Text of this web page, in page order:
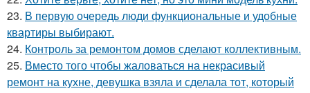
23. В первую очередь люди функциональные и удобные
квартиры выбирают.
24. Контроль за ремонтом домов сделают коллективным.
25. Вместо того чтобы жаловаться на некрасивый
ремонт на кухне, девушка взяла и сделала тот, который